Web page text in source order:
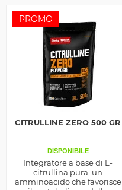
PROMO
CITRULLINE ZERO 500 GR
DISPONIBILE
Integratore a base di L-
citrullina pura, un
amminoacido che favorisce